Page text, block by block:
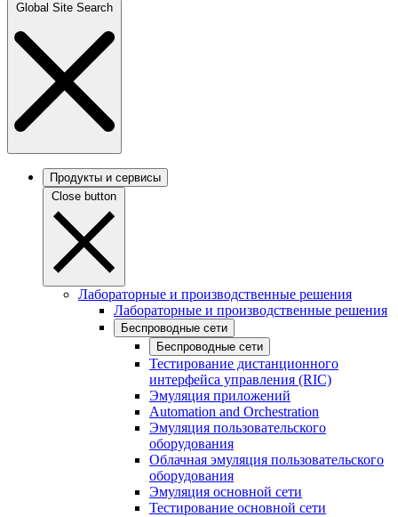
Global Site Search
Продукты и сервисы
Close button
Лабораторные и производственные решения
Лабораторные и производственные решения
Беспроводные сети
Беспроводные сети
Тестирование дистанционного
интерфейса управления (RIC)
Эмуляция приложений
Automation and Orchestration
Эмуляция пользовательского
оборудования
Облачная эмуляция пользовательского
оборудования
Эмуляция основной сети
Тестирование основной сети